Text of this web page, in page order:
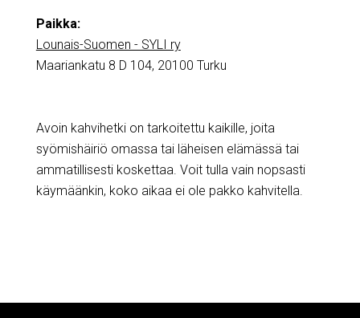
Paikka:
Lounais-Suomen - SYLI ry
Maariankatu 8 D 104, 20100 Turku
Avoin kahvihetki on tarkoitettu kaikille, joita
syömishäiriö omassa tai läheisen elämässä tai
ammatillisesti koskettaa. Voit tulla vain nopsasti
käymäänkin, koko aikaa ei ole pakko kahvitella.